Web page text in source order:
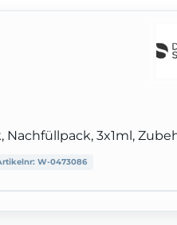
Nachfüllpack, 3x1ml,
W-0473086